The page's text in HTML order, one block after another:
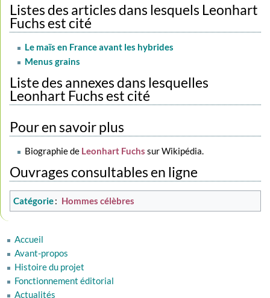
Listes des articles dans lesquels Leonhart
Fuchs est cité
Le maïs en France avant les hybrides
Menus grains
Liste des annexes dans lesquelles
Leonhart Fuchs est cité
Pour en savoir plus
Biographie de Leonhart Fuchs sur Wikipédia.
Ouvrages consultables en ligne
Catégorie: Hommes célèbres
Accueil
Avant-propos
Histoire du projet
Fonctionnement éditorial
Actualités